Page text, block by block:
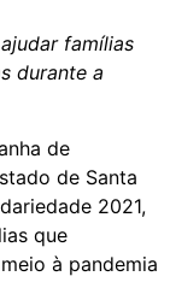
famílias
durante a
de
de Santa
2021,
que
à pandemia